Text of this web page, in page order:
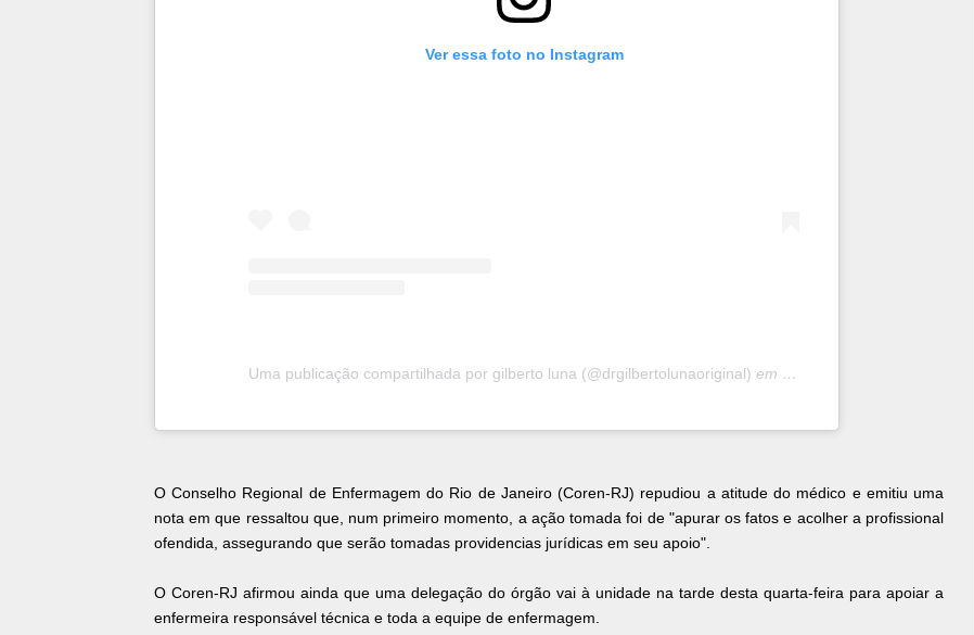
Ver essa foto no Instagram
Uma publicação compartilhada por gilberto luna (@drgilbertolunaoriginal) em 11 de Fev, 2020 às 4:45 PST
O Conselho Regional de Enfermagem do Rio de Janeiro (Coren-RJ) repudiou a atitude do médico e emitiu uma
nota em que ressaltou que, num primeiro momento, a ação tomada foi de "apurar os fatos e acolher a profissional
ofendida, assegurando que serão tomadas providencias jurídicas em seu apoio".
O Coren-RJ afirmou ainda que uma delegação do órgão vai à unidade na tarde desta quarta-feira para apoiar a
enfermeira responsável técnica e toda a equipe de enfermagem.